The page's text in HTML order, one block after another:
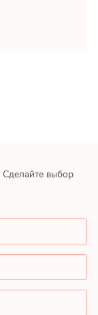
Сделайте выбор